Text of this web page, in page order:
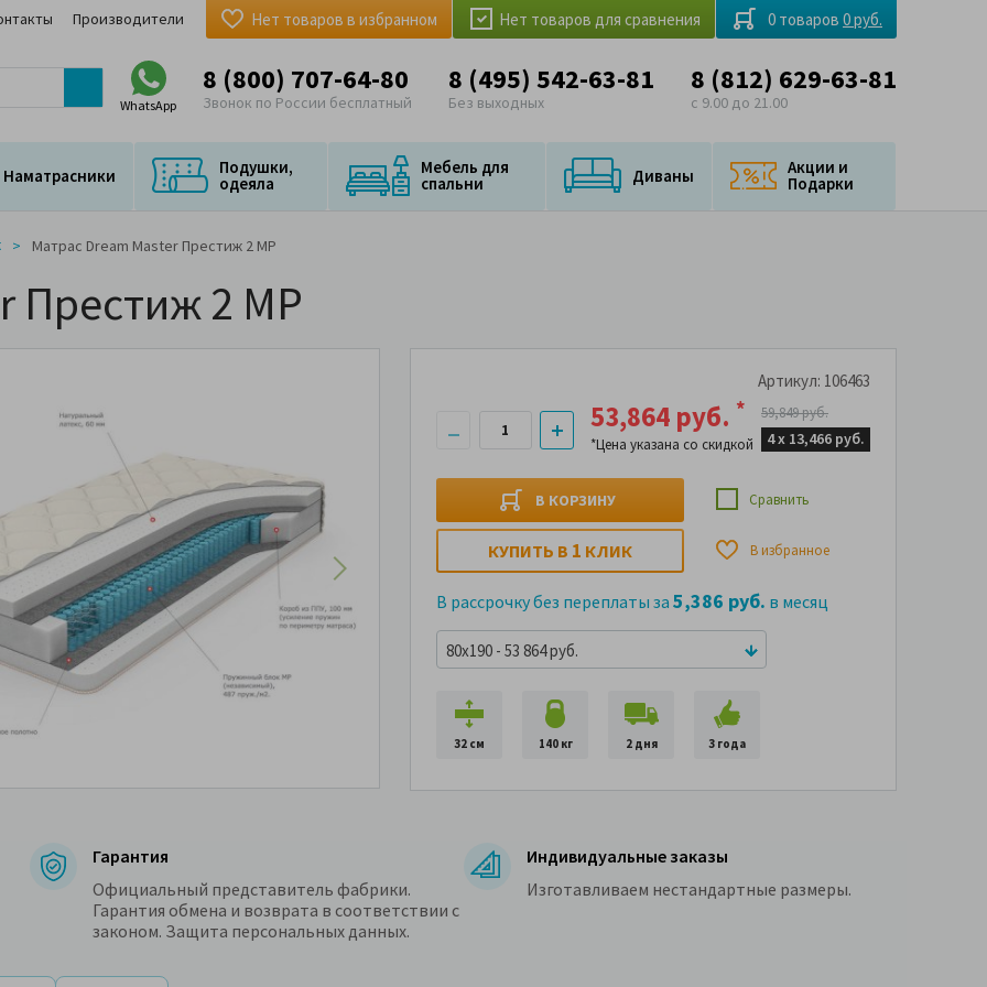
Производители Нет товаров для сравнения
Нет товаров в избранном 0 товаров 0 руб.
WhatsApp
8 (800) 707-64-80
Звонок по России бесплатный
8 (495) 542-63-81
Без выходных
8 (812) 629-63-81
с 9.00 до 21.00
Наматрасники Подушки,
одеяла
Мебель для
спальни Диваны Акции и
Подарки
Матрас Dream Master Престиж 2 MP
Престиж 2 MP
Артикул: 106463
53,864 руб. *
*Цена указана со скидкой
59,849 руб.
4 х 13,466 руб.
В КОРЗИНУ Сравнить
В избранное
КУПИТЬ В 1 КЛИК
В рассрочку без переплаты за 5,386 руб. в месяц
80x190 - 53 864 руб.
32 см 140 кг 2 дня 3 года
Гарантия
Официальный представитель фабрики.
Гарантия обмена и возврата в соответствии с
законом. Защита персональных данных.
Индивидуальные заказы
Изготавливаем нестандартные размеры.